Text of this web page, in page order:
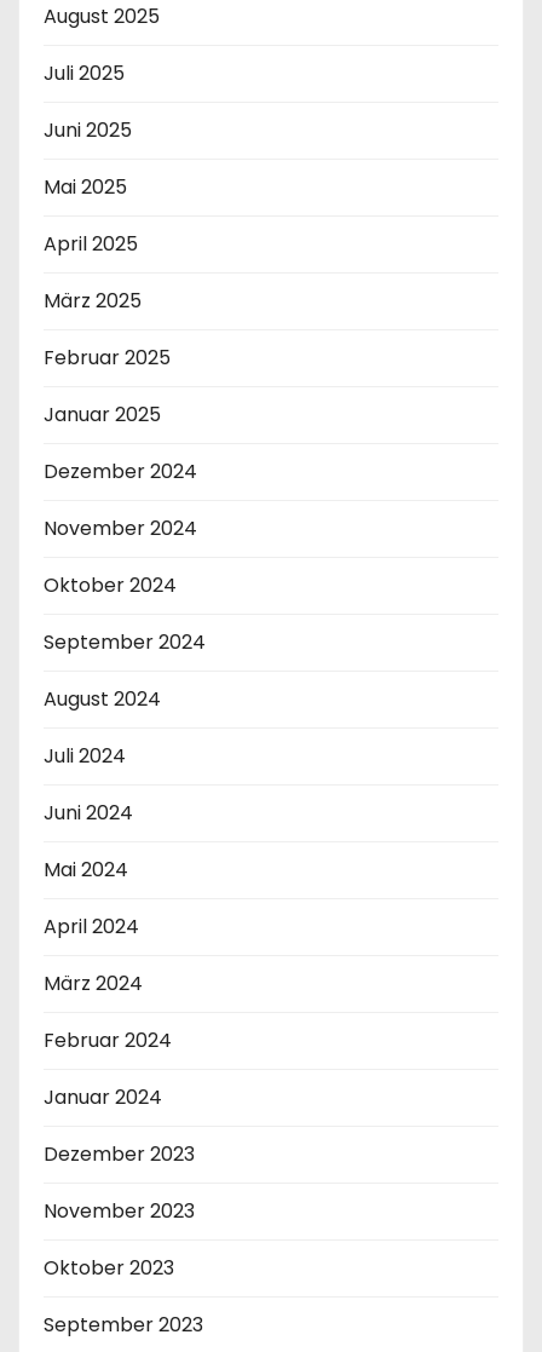
August 2025
Juli 2025
Juni 2025
Mai 2025
April 2025
März 2025
Februar 2025
Januar 2025
Dezember 2024
November 2024
Oktober 2024
September 2024
August 2024
Juli 2024
Juni 2024
Mai 2024
April 2024
März 2024
Februar 2024
Januar 2024
Dezember 2023
November 2023
Oktober 2023
September 2023